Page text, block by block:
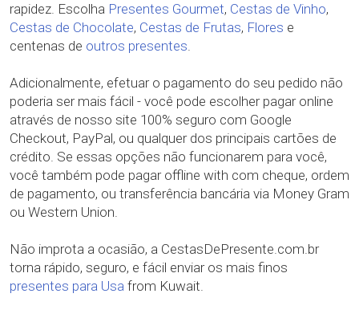
rapidez. Escolha Presentes Gourmet, Cestas de Vinho,
Cestas de Chocolate, Cestas de Frutas, Flores e
centenas de outros presentes.
Adicionalmente, efetuar o pagamento do seu pedido não
poderia ser mais fácil - você pode escolher pagar online
através de nosso site 100% seguro com Google
Checkout, PayPal, ou qualquer dos principais cartões de
crédito. Se essas opções não funcionarem para você,
você também pode pagar offline with com cheque, ordem
de pagamento, ou transferência bancária via Money Gram
ou Western Union.
Não improta a ocasião, a CestasDePresente.com.br
torna rápido, seguro, e fácil enviar os mais finos
presentes para Usa from Kuwait.